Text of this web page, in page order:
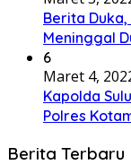
Berita
Meninggal
6
Maret 4,
Kapolda
Polres
Berita Terbaru